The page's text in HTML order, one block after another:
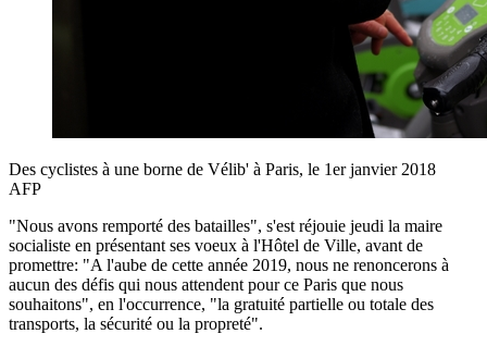
Des cyclistes à une borne de Vélib' à Paris, le 1er janvier 2018
AFP
"Nous avons remporté des batailles", s'est réjouie jeudi la maire
socialiste en présentant ses voeux à l'Hôtel de Ville, avant de
promettre: "A l'aube de cette année 2019, nous ne renoncerons à
aucun des défis qui nous attendent pour ce Paris que nous
souhaitons", en l'occurrence, "la gratuité partielle ou totale des
transports, la sécurité ou la propreté".